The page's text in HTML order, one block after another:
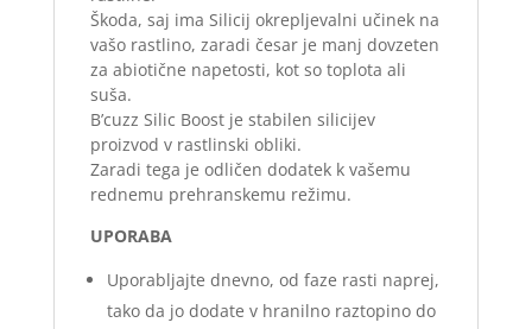
Škoda, saj ima Silicij okrepljevalni učinek na
vašo rastlino, zaradi česar je manj dovzeten
za abiotične napetosti, kot so toplota ali
suša.
B’cuzz Silic Boost je stabilen silicijev
proizvod v rastlinski obliki.
Zaradi tega je odličen dodatek k vašemu
rednemu prehranskemu režimu.
UPORABA
Uporabljajte dnevno, od faze rasti naprej,
tako da jo dodate v hranilno raztopino do